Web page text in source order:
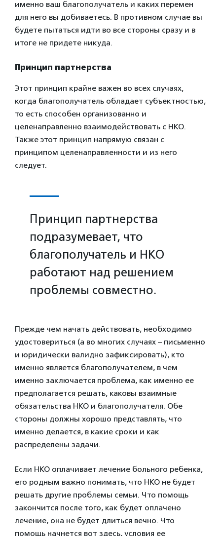
именно ваш благополучатель и каких перемен
для него вы добиваетесь. В противном случае вы
будете пытаться идти во все стороны сразу и в
итоге не придете никуда.
Принцип партнерства
Этот принцип крайне важен во всех случаях,
когда благополучатель обладает субъектностью,
то есть способен организованно и
целенаправленно взаимодействовать с НКО.
Также этот принцип напрямую связан с
принципом целенаправленности и из него
следует.
Принцип партнерства
подразумевает, что
благополучатель и НКО
работают над решением
проблемы совместно.
Прежде чем начать действовать, необходимо
удостовериться (а во многих случаях – письменно
и юридически валидно зафиксировать), кто
именно является благополучателем, в чем
именно заключается проблема, как именно ее
предполагается решать, каковы взаимные
обязательства НКО и благополучателя. Обе
стороны должны хорошо представлять, что
именно делается, в какие сроки и как
распределены задачи.
Если НКО оплачивает лечение больного ребенка,
его родным важно понимать, что НКО не будет
решать другие проблемы семьи. Что помощь
закончится после того, как будет оплачено
лечение, она не будет длиться вечно. Что
помощь начнется вот здесь, условия ее